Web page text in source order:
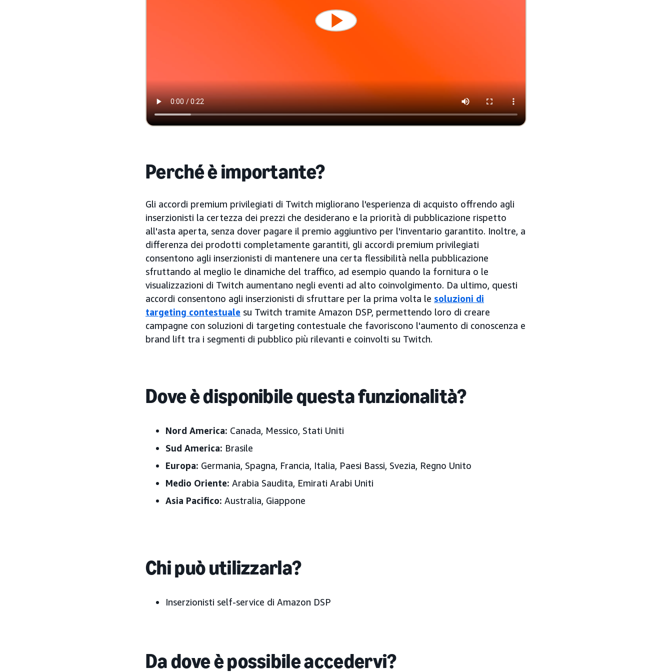
Perché è importante?
Gli accordi premium privilegiati di Twitch migliorano l'esperienza di acquisto offrendo agli
inserzionisti la certezza dei prezzi che desiderano e la priorità di pubblicazione rispetto
all'asta aperta, senza dover pagare il premio aggiuntivo per l'inventario garantito. Inoltre, a
differenza dei prodotti completamente garantiti, gli accordi premium privilegiati
consentono agli inserzionisti di mantenere una certa flessibilità nella pubblicazione
sfruttando al meglio le dinamiche del traffico, ad esempio quando la fornitura o le
visualizzazioni di Twitch aumentano negli eventi ad alto coinvolgimento. Da ultimo, questi
accordi consentono agli inserzionisti di sfruttare per la prima volta le soluzioni di
targeting contestuale su Twitch tramite Amazon DSP, permettendo loro di creare
campagne con soluzioni di targeting contestuale che favoriscono l'aumento di conoscenza e
brand lift tra i segmenti di pubblico più rilevanti e coinvolti su Twitch.
Dove è disponibile questa funzionalità?
Nord America: Canada, Messico, Stati Uniti
Sud America: Brasile
Europa: Germania, Spagna, Francia, Italia, Paesi Bassi, Svezia, Regno Unito
Medio Oriente: Arabia Saudita, Emirati Arabi Uniti
Asia Pacifico: Australia, Giappone
Chi può utilizzarla?
Inserzionisti self-service di Amazon DSP
Da dove è possibile accedervi?